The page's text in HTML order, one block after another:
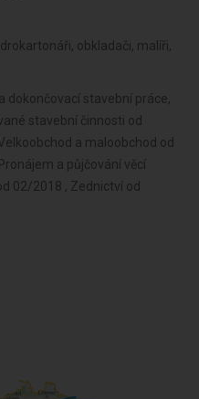
obkladači, malíři,
dokončovací stavební práce,
stavební činnosti od
a maloobchod od
a půjčování věcí
02/2018 , Zednictví od